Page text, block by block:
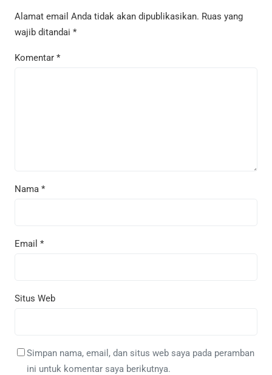
Alamat email Anda tidak akan dipublikasikan. Ruas yang
wajib ditandai *
Komentar *
Nama *
Email *
Situs Web
Simpan nama, email, dan situs web saya pada peramban
ini untuk komentar saya berikutnya.